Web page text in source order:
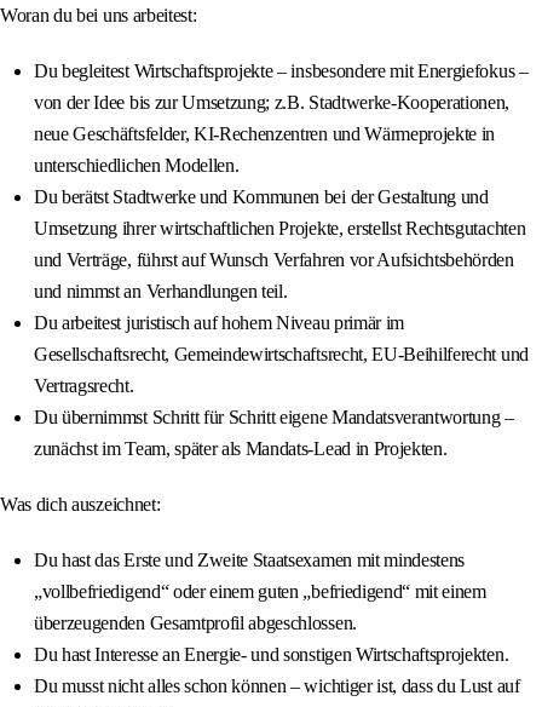
Woran du bei uns arbeitest:
Du begleitest Wirtschaftsprojekte – insbesondere mit Energiefokus –
von der Idee bis zur Umsetzung; z.B. Stadtwerke-Kooperationen,
neue Geschäftsfelder, KI-Rechenzentren und Wärmeprojekte in
unterschiedlichen Modellen.
Du berätst Stadtwerke und Kommunen bei der Gestaltung und
Umsetzung ihrer wirtschaftlichen Projekte, erstellst Rechtsgutachten
und Verträge, führst auf Wunsch Verfahren vor Aufsichtsbehörden
und nimmst an Verhandlungen teil.
Du arbeitest juristisch auf hohem Niveau primär im
Gesellschaftsrecht, Gemeindewirtschaftsrecht, EU-Beihilferecht und
Vertragsrecht.
Du übernimmst Schritt für Schritt eigene Mandatsverantwortung –
zunächst im Team, später als Mandats-Lead in Projekten.
Was dich auszeichnet:
Du hast das Erste und Zweite Staatsexamen mit mindestens
„vollbefriedigend“ oder einem guten „befriedigend“ mit einem
überzeugenden Gesamtprofil abgeschlossen.
Du hast Interesse an Energie- und sonstigen Wirtschaftsprojekten.
Du musst nicht alles schon können – wichtiger ist, dass du Lust auf